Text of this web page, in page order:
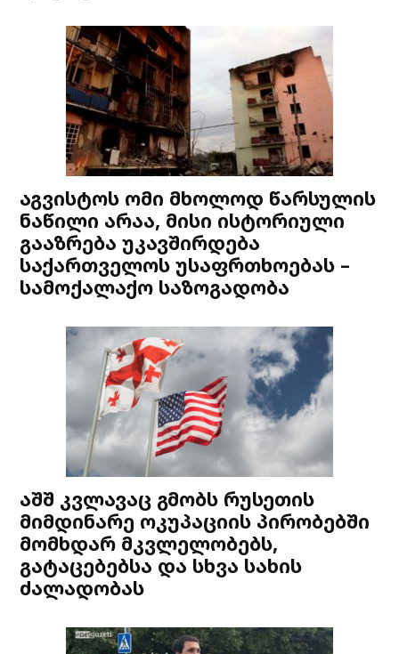
აგვისტოს ომი მხოლოდ წარსულის
ნაწილი არაა, მისი ისტორიული
გააზრება უკავშირდება
საქართველოს უსაფრთხოებას –
სამოქალაქო საზოგადობა
აშშ კვლავაც გმობს რუსეთის
მიმდინარე ოკუპაციის პირობებში
მომხდარ მკვლელობებს,
გატაცებებსა და სხვა სახის
ძალადობას